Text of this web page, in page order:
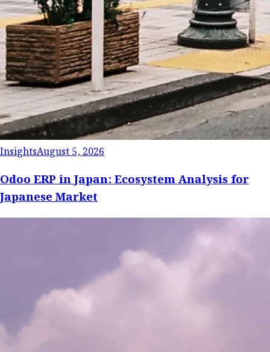
InsightsAugust 5, 2026
Odoo ERP in Japan: Ecosystem Analysis for
Japanese Market